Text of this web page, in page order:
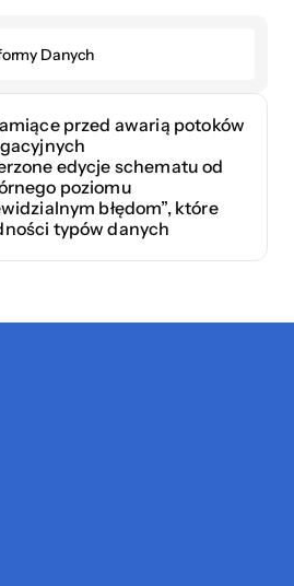
Danych
przed awarią potoków
edycje schematu od
poziomu
błędom”, które
typów danych